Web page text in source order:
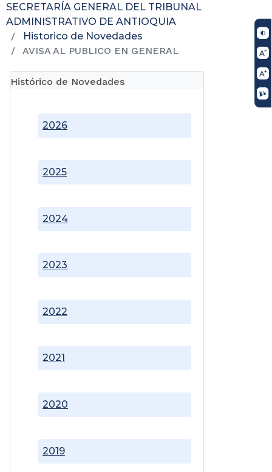
SECRETARÍA GENERAL DEL TRIBUNAL
ADMINISTRATIVO DE ANTIOQUIA
Historico de Novedades
AVISA AL PUBLICO EN GENERAL
Histórico de Novedades
2019
2020
2021
2022
2023
2024
2025
2026